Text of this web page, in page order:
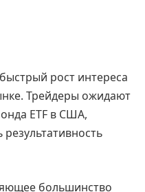
рост интереса
Трейдеры ожидают
ETF в США,
большинство